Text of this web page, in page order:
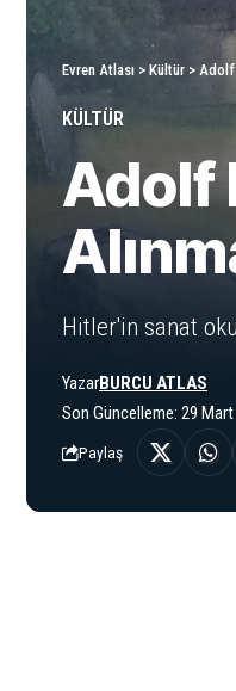
Evren Atlası > Kültür > Adolf
KÜLTÜR
Adolf
Hitler'in sanat
Son Güncelleme: 29
YazarBURCU ATLAS
Paylaş